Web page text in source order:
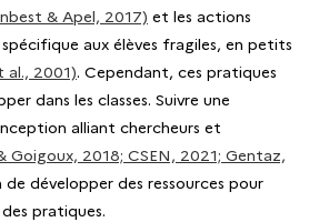
& Apel, 2017) et les actions
aux élèves fragiles, en petits
al., 2001). Cependant, ces pratiques
dans les classes. Suivre une
alliant chercheurs et
Goigoux, 2018; CSEN, 2021; Gentaz,
développer des ressources pour
pratiques.